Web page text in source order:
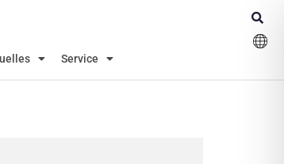
Service